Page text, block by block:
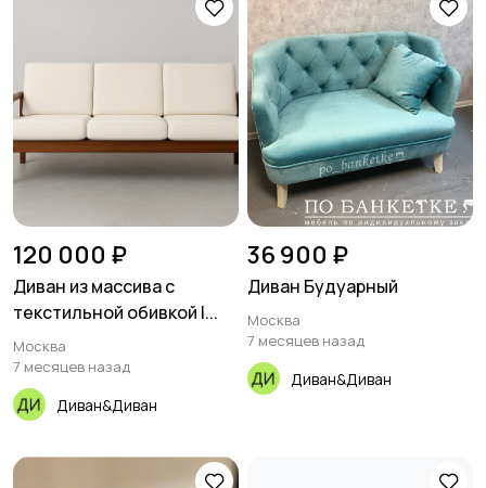
120 000 ₽
Диван из массива с
текстильной обивкой |...
Москва
7 месяцев назад
Диван&Диван
36 900 ₽
Диван Будуарный
Москва
7 месяцев назад
Диван&Диван